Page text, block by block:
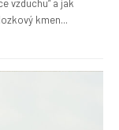
vzduchu“ a jak
cvičení ovládat pomocné dýchací svaly. Mozkový kmen...